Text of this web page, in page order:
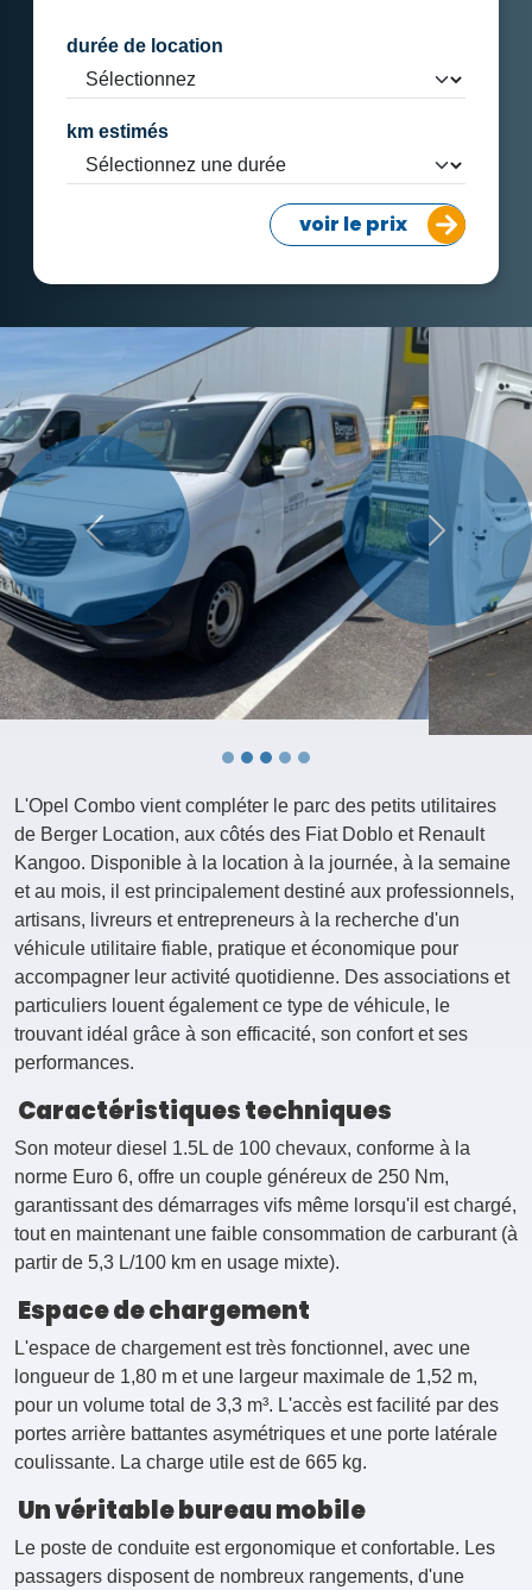
durée de location
km estimés
voir le prix
Précédent Suivant
L'Opel Combo vient compléter le parc des petits utilitaires
de Berger Location, aux côtés des Fiat Doblo et Renault
Kangoo. Disponible à la location à la journée, à la semaine
et au mois, il est principalement destiné aux professionnels,
artisans, livreurs et entrepreneurs à la recherche d'un
véhicule utilitaire fiable, pratique et économique pour
accompagner leur activité quotidienne. Des associations et
particuliers louent également ce type de véhicule, le
trouvant idéal grâce à son efficacité, son confort et ses
performances.
Caractéristiques techniques
Son moteur diesel 1.5L de 100 chevaux, conforme à la
norme Euro 6, offre un couple généreux de 250 Nm,
garantissant des démarrages vifs même lorsqu'il est chargé,
tout en maintenant une faible consommation de carburant (à
partir de 5,3 L/100 km en usage mixte).
Espace de chargement
L'espace de chargement est très fonctionnel, avec une
longueur de 1,80 m et une largeur maximale de 1,52 m,
pour un volume total de 3,3 m³. L'accès est facilité par des
portes arrière battantes asymétriques et une porte latérale
coulissante. La charge utile est de 665 kg.
Un véritable bureau mobile
Le poste de conduite est ergonomique et confortable. Les
passagers disposent de nombreux rangements, d'une